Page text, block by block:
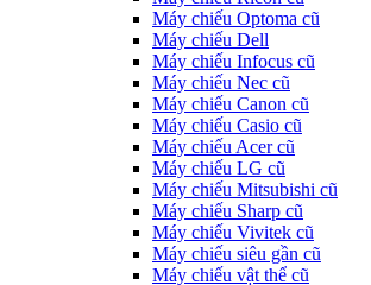
Máy chiếu Optoma cũ
Máy chiếu Dell
Máy chiếu Infocus cũ
Máy chiếu Nec cũ
Máy chiếu Canon cũ
Máy chiếu Casio cũ
Máy chiếu Acer cũ
Máy chiếu LG cũ
Máy chiếu Mitsubishi cũ
Máy chiếu Sharp cũ
Máy chiếu Vivitek cũ
Máy chiếu siêu gần cũ
Máy chiếu vật thể cũ